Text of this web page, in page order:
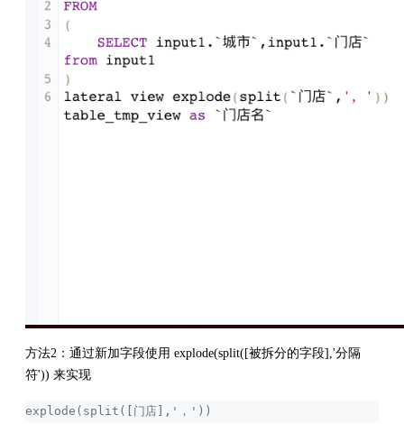
方法2：通过新加字段使用 explode(split([被拆分的字段],'分隔
符')) 来实现
explode(split([门店],'，'))